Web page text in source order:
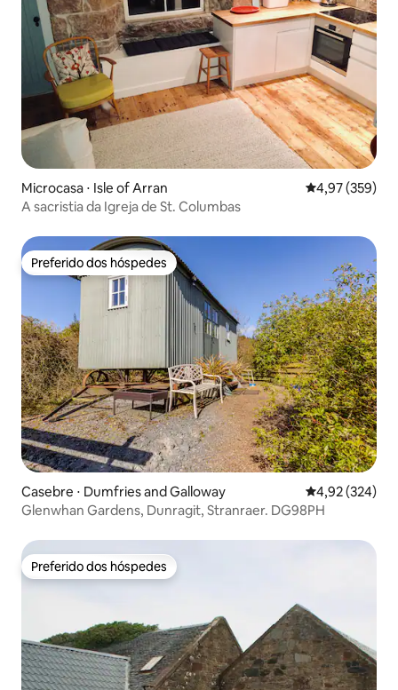
Microcasa ⋅ Isle of Arran 4,97 de uma
4,97 (359)
A sacristia da Igreja de St. Columbas
Preferido dos hóspedes
Preferido dos hóspedes
Casebre ⋅ Dumfries and Galloway 4,92 de uma
4,92 (324)
Glenwhan Gardens, Dunragit, Stranraer. DG98PH
Preferido dos hóspedes
Preferido dos hóspedes